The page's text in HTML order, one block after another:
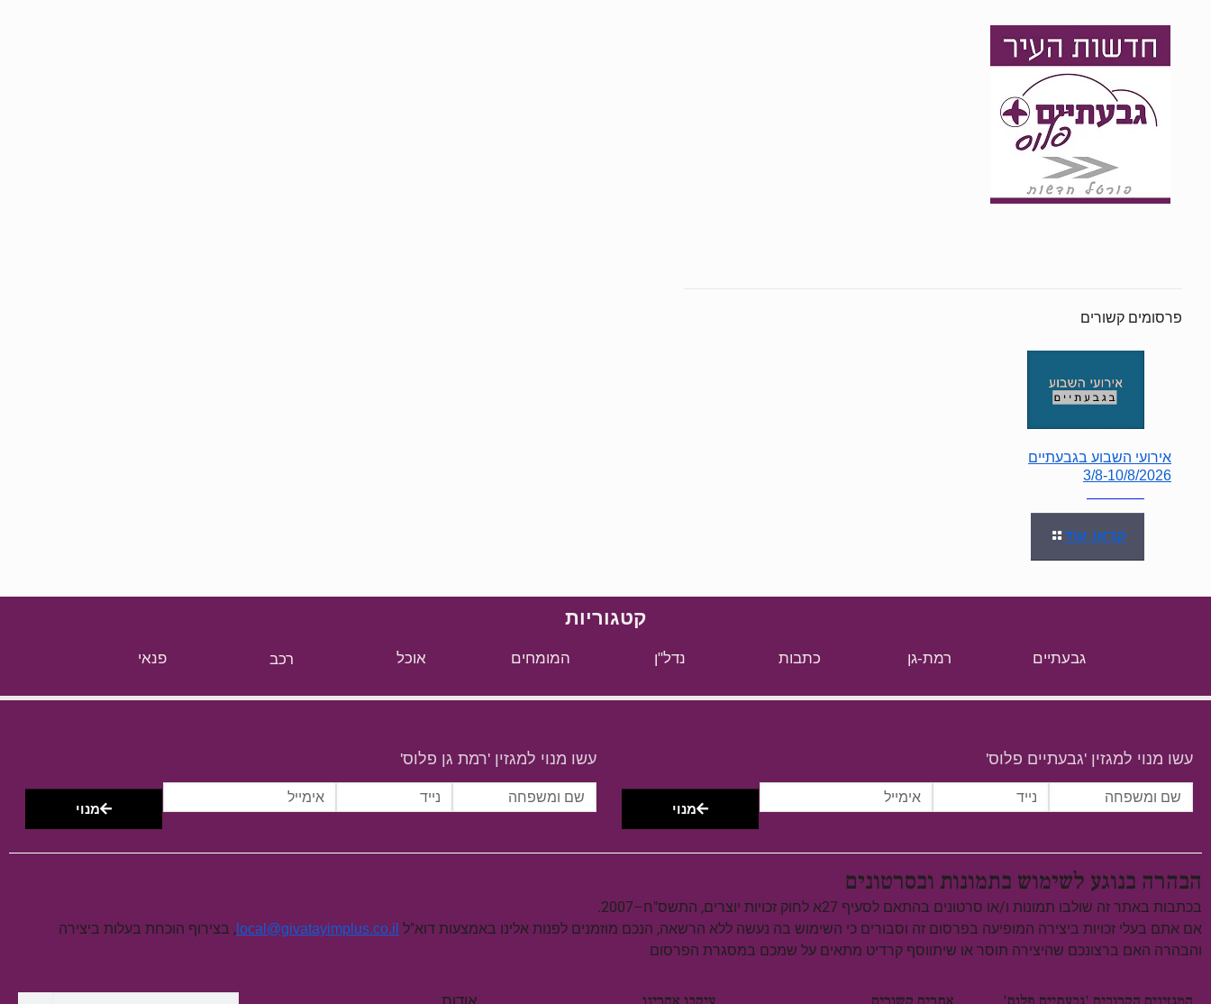
פרסומים קשורים
אירועי השבוע בגבעתיים
3/8-10/8/2026
קראו עוד
קטגוריות
גבעתיים רמת-גן כתבות נדל"ן המומחים אוכל רכב פנאי
עשו מנוי למגזין 'גבעתיים פלוס'
מנוי
עשו מנוי למגזין 'רמת גן פלוס'
מנוי
הבהרה בנוגע לשימוש בתמונות ובסרטונים
בכתבות באתר זה שולבו תמונות ו/או סרטונים בהתאם לסעיף 27א לחוק זכויות יוצרים, התשס"ח–2007.
אם אתם בעלי זכויות ביצירה המופיעה בפרסום זה וסבורים כי השימוש בה נעשה ללא הרשאה, הנכם מוזמנים לפנות אלינו באמצעות דוא"ל local@givatayimplus.co.il , בצירוף הוכחת בעלות ביצירה
והבהרה האם ברצונכם שהיצירה תוסר או שיתווסף קרדיט מתאים על שמכם במסגרת הפרסום